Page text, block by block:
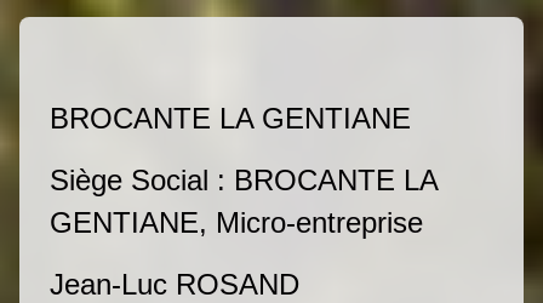
BROCANTE LA GENTIANE
Siège Social : BROCANTE LA
GENTIANE, Micro-entreprise
Jean-Luc ROSAND